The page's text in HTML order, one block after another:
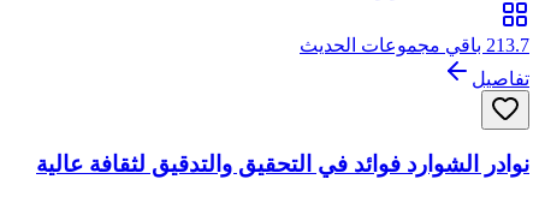
213.7 باقي مجموعات الحديث
تفاصيل
نوادر الشوارد فوائد في التحقيق والتدقيق لثقافة عالية